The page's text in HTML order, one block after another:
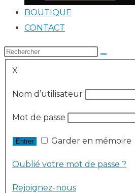
BOUTIQUE
CONTACT
X
Nom d’utilisateur
Mot de passe
Garder en mémoire
Oublié votre mot de passe ?
Rejoignez-nous